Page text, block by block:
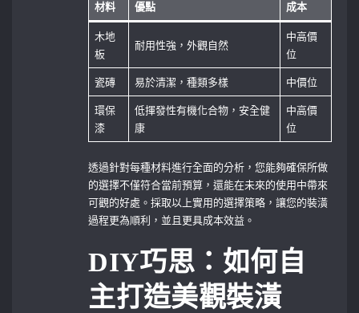
材料 優點 成本
木地
板
耐用性強，外觀自然
中高價
位
瓷磚
易於清潔，種類多樣
中價位
環保
漆
低揮發性有機化合物，安全健
康
中高價
位
透過針對每種材料進行全面的分析，您能夠確保所做
的選擇不僅符合當前預算，還能在未來的使用中帶來
可觀的好處。採取以上實用的選擇策略，讓您的裝潢
過程更為順利，並且更具成本效益。
DIY巧思：如何自
主打造美觀裝潢